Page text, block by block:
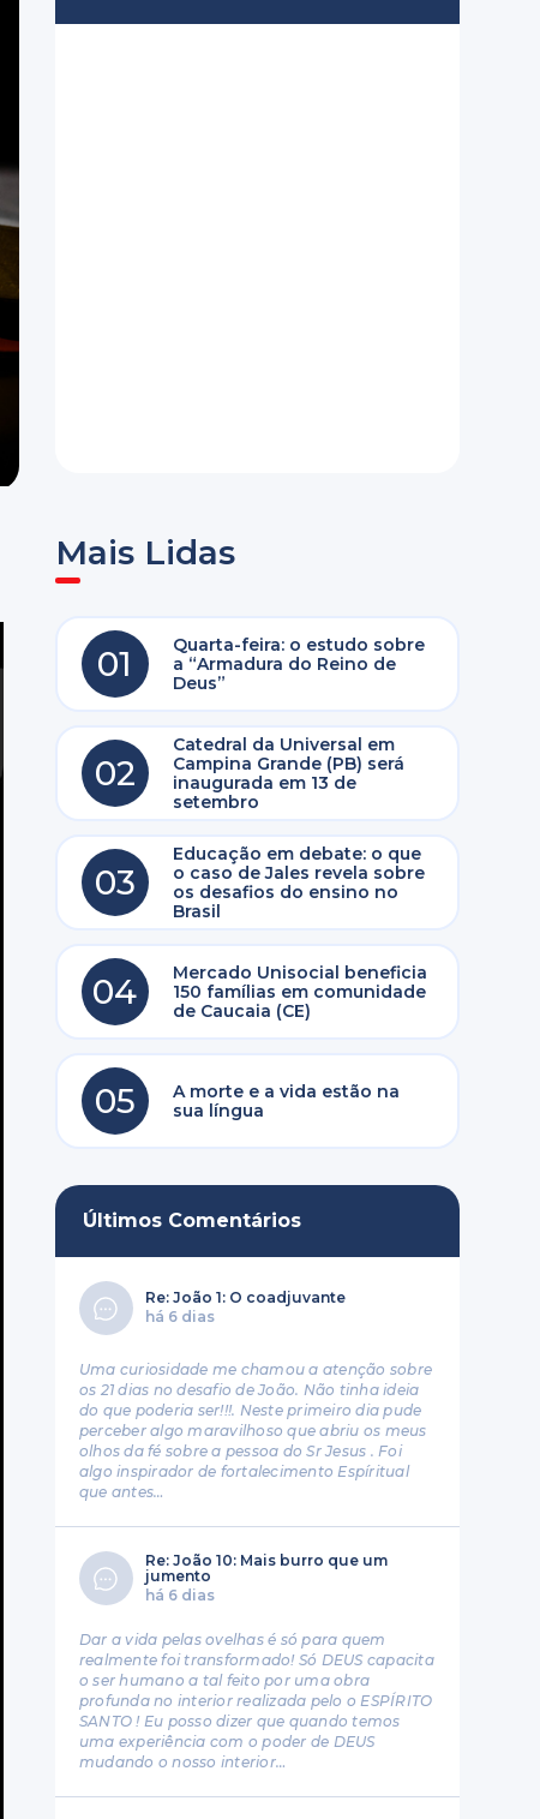
Mais Lidas
01
Quarta-feira: o estudo sobre
a “Armadura do Reino de
Deus”
02
Catedral da Universal em
Campina Grande (PB) será
inaugurada em 13 de
setembro
03
Educação em debate: o que
o caso de Jales revela sobre
os desafios do ensino no
Brasil
04
Mercado Unisocial beneficia
150 famílias em comunidade
de Caucaia (CE)
05
A morte e a vida estão na
sua língua
Últimos Comentários
Re: João 1: O coadjuvante
há 6 dias
Uma curiosidade me chamou a atenção sobre
os 21 dias no desafio de João. Não tinha ideia
do que poderia ser!!!. Neste primeiro dia pude
perceber algo maravilhoso que abriu os meus
olhos da fé sobre a pessoa do Sr Jesus . Foi
algo inspirador de fortalecimento Espíritual
que antes…
Re: João 10: Mais burro que um
jumento
há 6 dias
Dar a vida pelas ovelhas é só para quem
realmente foi transformado! Só DEUS capacita
o ser humano a tal feito por uma obra
profunda no interior realizada pelo o ESPÍRITO
SANTO ! Eu posso dizer que quando temos
uma experiência com o poder de DEUS
mudando o nosso interior…